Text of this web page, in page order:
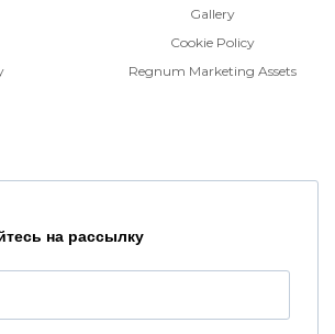
Gallery
Cookie Policy
Regnum Marketing Assets
на рассылку